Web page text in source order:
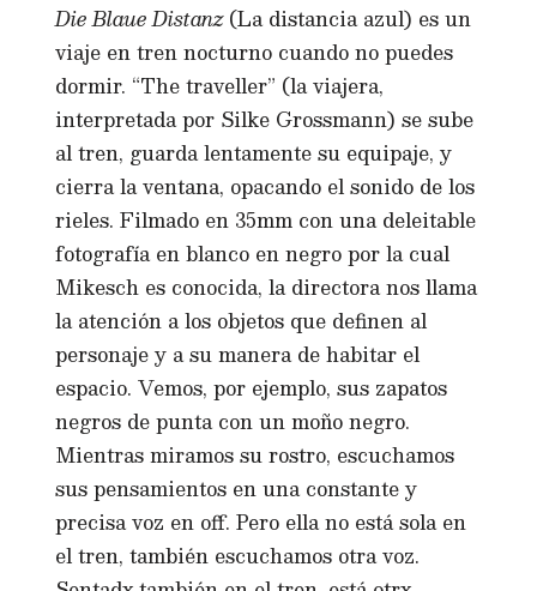
Die Blaue Distanz(La distancia azul) es un
viaje en tren nocturno cuando no puedes
dormir. “The traveller” (la viajera,
interpretada por Silke Grossmann) se sube
al tren, guarda lentamente su equipaje, y
cierra la ventana, opacando el sonido de los
rieles. Filmado en 35mm con una deleitable
fotografía en blanco en negro por la cual
Mikesch es conocida, la directora nos llama
la atención a los objetos que definen al
personaje y a su manera de habitar el
espacio. Vemos, por ejemplo, sus zapatos
negros de punta con un moño negro.
Mientras miramos su rostro, escuchamos
sus pensamientos en una constante y
precisa voz en off. Pero ella no está sola en
el tren, también escuchamos otra voz.